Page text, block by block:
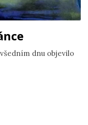
dnu objevilo